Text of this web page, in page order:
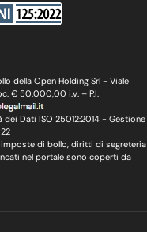
della Open Holding Srl - Viale
€ 50.000,00 i.v. – P.I.
Dati ISO 25012:2014 - Gestione
imposte di bollo, diritti di segreteria
nel portale sono coperti da